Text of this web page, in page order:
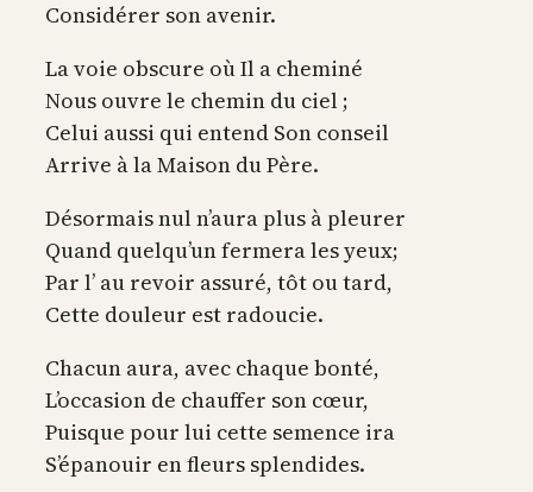
Considérer son avenir.
La voie obscure où Il a cheminé
Nous ouvre le chemin du ciel ;
Celui aussi qui entend Son conseil
Arrive à la Maison du Père.
Désormais nul n’aura plus à pleurer
Quand quelqu’un fermera les yeux;
Par l’ au revoir assuré, tôt ou tard,
Cette douleur est radoucie.
Chacun aura, avec chaque bonté,
L’occasion de chauffer son cœur,
Puisque pour lui cette semence ira
S’épanouir en fleurs splendides.